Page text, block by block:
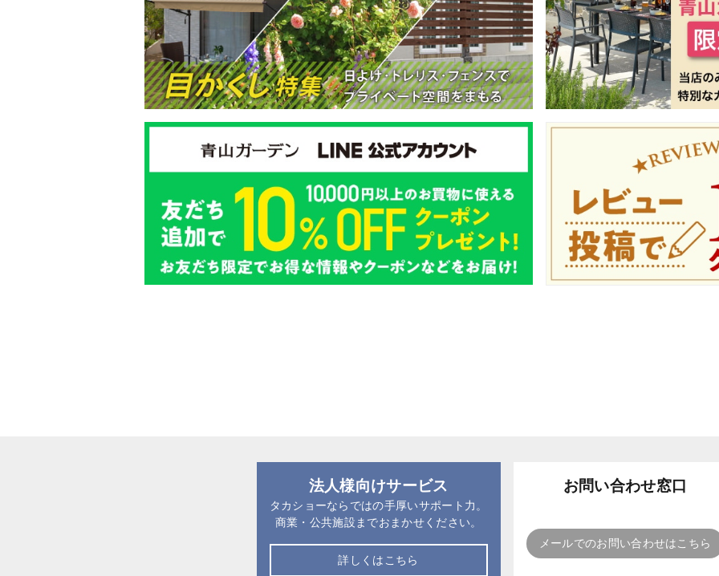
法人様向けサービス
タカショーならではの手厚いサポート力。
商業・公共施設までおまかせください。
詳しくはこちら
お問い合わせ窓口
メールでのお問い合わせはこちら